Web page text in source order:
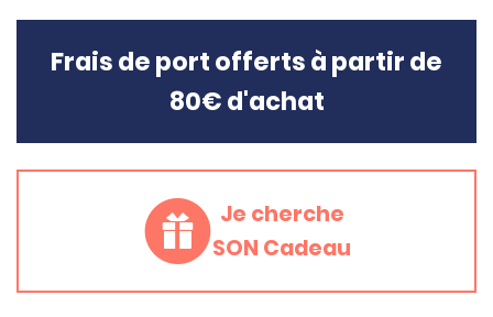
Frais de port offerts à partir de
80€ d'achat
Je cherche
SON Cadeau